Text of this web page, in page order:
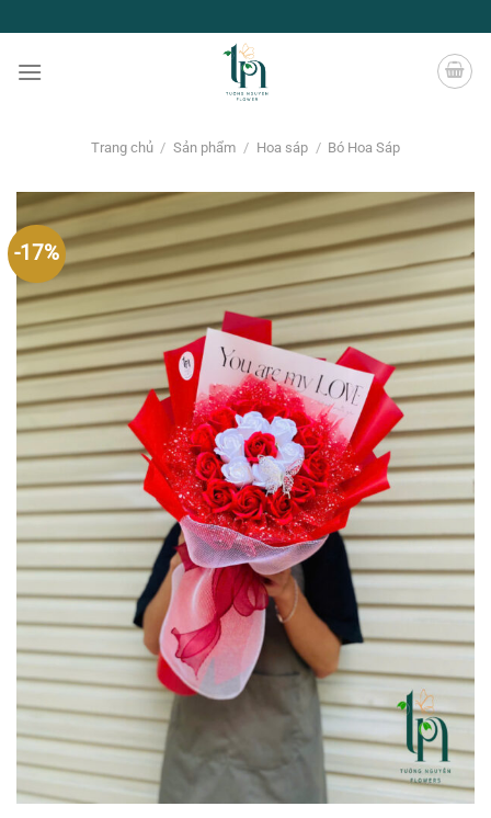
đến
nội
Trang chủ / Sản phẩm / Hoa sáp / Bó Hoa Sáp
-17%